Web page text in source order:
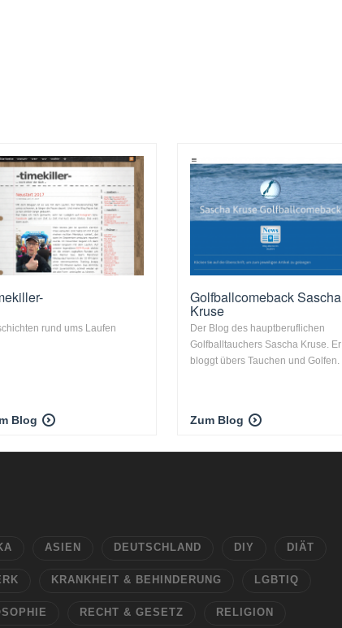
rund ums Laufen
Blog
Golfballcomeback Sascha
Kruse
Der Blog des hauptberuflichen
Golfballtauchers Sascha Kruse. Er
bloggt übers Tauchen und Golfen.
Zum Blog
ASIEN DEUTSCHLAND DIY DIÄT
KRANKHEIT & BEHINDERUNG LGBTIQ
RECHT & GESETZ RELIGION